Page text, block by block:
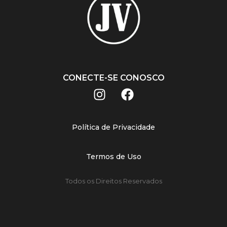
CONECTE-SE CONOSCO
Política de Privacidade
Termos de Uso
Todos os Direitos Reservados